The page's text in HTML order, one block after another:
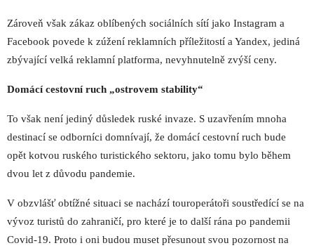
Zároveň však zákaz oblíbených sociálních sítí jako Instagram a
Facebook povede k zúžení reklamních příležitostí a Yandex, jediná
zbývající velká reklamní platforma, nevyhnutelně zvýší ceny.
Domácí cestovní ruch „ostrovem stability“
To však není jediný důsledek ruské invaze. S uzavřením mnoha
destinací se odborníci domnívají, že domácí cestovní ruch bude
opět kotvou ruského turistického sektoru, jako tomu bylo během
dvou let z důvodu pandemie.
V obzvlášť obtížné situaci se nachází touroperátoři soustředící se na
vývoz turistů do zahraničí, pro které je to další rána po pandemii
Covid-19. Proto i oni budou muset přesunout svou pozornost na